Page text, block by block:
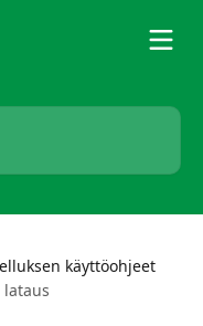
käyttöohjeet